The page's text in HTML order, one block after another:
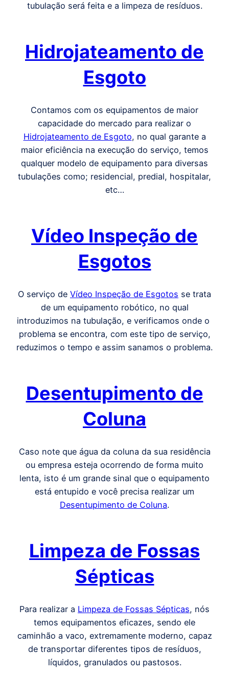
tubulação será feita e a limpeza de resíduos.
Hidrojateamento de
Esgoto
Contamos com os equipamentos de maior
capacidade do mercado para realizar o
Hidrojateamento de Esgoto, no qual garante a
maior eficiência na execução do serviço, temos
qualquer modelo de equipamento para diversas
tubulações como; residencial, predial, hospitalar,
etc…
Vídeo Inspeção de
Esgotos
O serviço de Vídeo Inspeção de Esgotos se trata
de um equipamento robótico, no qual
introduzimos na tubulação, e verificamos onde o
problema se encontra, com este tipo de serviço,
reduzimos o tempo e assim sanamos o problema.
Desentupimento de
Coluna
Caso note que água da coluna da sua residência
ou empresa esteja ocorrendo de forma muito
lenta, isto é um grande sinal que o equipamento
está entupido e você precisa realizar um
Desentupimento de Coluna.
Limpeza de Fossas
Sépticas
Para realizar a Limpeza de Fossas Sépticas, nós
temos equipamentos eficazes, sendo ele
caminhão a vaco, extremamente moderno, capaz
de transportar diferentes tipos de resíduos,
líquidos, granulados ou pastosos.